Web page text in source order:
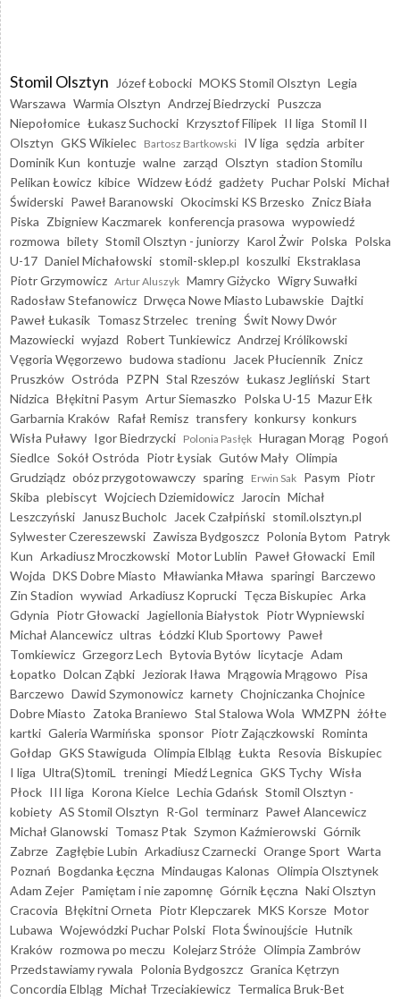
Stomil Olsztyn Józef Łobocki MOKS Stomil Olsztyn Legia
Warszawa Warmia Olsztyn Andrzej Biedrzycki Puszcza
Niepołomice Łukasz Suchocki Krzysztof Filipek II liga Stomil II
Olsztyn GKS Wikielec Bartosz Bartkowski IV liga sędzia arbiter
Dominik Kun kontuzje walne zarząd Olsztyn stadion Stomilu
Pelikan Łowicz kibice Widzew Łódź gadżety Puchar Polski Michał
Świderski Paweł Baranowski Okocimski KS Brzesko Znicz Biała
Piska Zbigniew Kaczmarek konferencja prasowa wypowiedź
rozmowa bilety Stomil Olsztyn - juniorzy Karol Żwir Polska Polska
U-17 Daniel Michałowski stomil-sklep.pl koszulki Ekstraklasa
Piotr Grzymowicz Artur Aluszyk Mamry Giżycko Wigry Suwałki
Radosław Stefanowicz Drwęca Nowe Miasto Lubawskie Dajtki
Paweł Łukasik Tomasz Strzelec trening Świt Nowy Dwór
Mazowiecki wyjazd Robert Tunkiewicz Andrzej Królikowski
Vęgoria Węgorzewo budowa stadionu Jacek Płuciennik Znicz
Pruszków Ostróda PZPN Stal Rzeszów Łukasz Jegliński Start
Nidzica Błękitni Pasym Artur Siemaszko Polska U-15 Mazur Ełk
Garbarnia Kraków Rafał Remisz transfery konkursy konkurs
Wisła Puławy Igor Biedrzycki Polonia Pasłęk Huragan Morąg Pogoń
Siedlce Sokół Ostróda Piotr Łysiak Gutów Mały Olimpia
Grudziądz obóz przygotowawczy sparing Erwin Sak Pasym Piotr
Skiba plebiscyt Wojciech Dziemidowicz Jarocin Michał
Leszczyński
Janusz Bucholc Jacek Czałpiński stomil.olsztyn.pl
Sylwester Czereszewski Zawisza Bydgoszcz Polonia Bytom Patryk
Kun Arkadiusz Mroczkowski Motor Lublin Paweł Głowacki Emil
Wojda DKS Dobre Miasto Mławianka Mława sparingi Barczewo
Zin Stadion wywiad Arkadiusz Koprucki Tęcza Biskupiec Arka
Gdynia Piotr Głowacki Jagiellonia Białystok Piotr Wypniewski
Michał Alancewicz ultras Łódzki Klub Sportowy Paweł
Tomkiewicz Grzegorz Lech Bytovia Bytów licytacje Adam
Łopatko Dolcan Ząbki Jeziorak Iława Mrągowia Mrągowo Pisa
Barczewo Dawid Szymonowicz karnety Chojniczanka Chojnice
Dobre Miasto Zatoka Braniewo Stal Stalowa Wola WMZPN żółte
kartki Galeria Warmińska sponsor Piotr Zajączkowski Rominta
Gołdap GKS Stawiguda Olimpia Elbląg Łukta Resovia Biskupiec
I liga Ultra(S)tomiL treningi Miedź Legnica GKS Tychy Wisła
Płock III liga Korona Kielce Lechia Gdańsk Stomil Olsztyn -
kobiety AS Stomil Olsztyn R-Gol terminarz Paweł Alancewicz
Michał Glanowski Tomasz Ptak Szymon Kaźmierowski Górnik
Zabrze Zagłębie Lubin Arkadiusz Czarnecki Orange Sport Warta
Poznań Bogdanka Łęczna Mindaugas Kalonas Olimpia Olsztynek
Adam Zejer Pamiętam i nie zapomnę Górnik Łęczna Naki Olsztyn
Cracovia Błękitni Orneta Piotr Klepczarek MKS Korsze Motor
Lubawa Wojewódzki Puchar Polski Flota Świnoujście Hutnik
Kraków rozmowa po meczu Kolejarz Stróże Olimpia Zambrów
Przedstawiamy rywala Polonia Bydgoszcz Granica Kętrzyn
Concordia Elbląg Michał Trzeciakiewicz Termalica Bruk-Bet